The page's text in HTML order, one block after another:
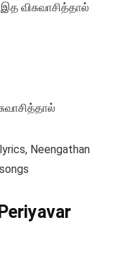
விசுவாசித்தால்
Neengathan